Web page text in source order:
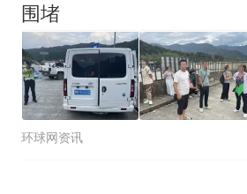
围堵
环球网资讯